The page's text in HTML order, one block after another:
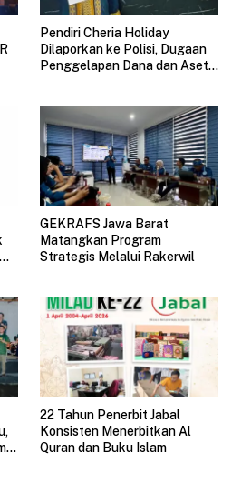
Pendiri Cheria Holiday
Dilaporkan ke Polisi, Dugaan
Penggelapan Dana dan Aset
GEKRAFS Jawa Barat
Matangkan Program
Strategis Melalui Rakerwil
22 Tahun Penerbit Jabal
Konsisten Menerbitkan Al
Quran dan Buku Islam